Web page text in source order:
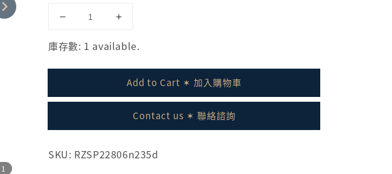
庫存數: 1 available.
Add to Cart ✶ 加入購物車
Contact us ✶ 聯絡諮詢
SKU: RZSP22806n235d